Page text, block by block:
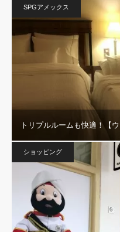
SPGアメックス
トリプルルームも快適！【
ショッピング